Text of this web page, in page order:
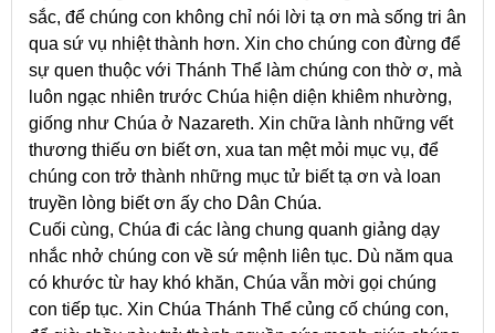
sắc, để chúng con không chỉ nói lời tạ ơn mà sống tri ân
qua sứ vụ nhiệt thành hơn. Xin cho chúng con đừng để
sự quen thuộc với Thánh Thể làm chúng con thờ ơ, mà
luôn ngạc nhiên trước Chúa hiện diện khiêm nhường,
giống như Chúa ở Nazareth. Xin chữa lành những vết
thương thiếu ơn biết ơn, xua tan mệt mỏi mục vụ, để
chúng con trở thành những mục tử biết tạ ơn và loan
truyền lòng biết ơn ấy cho Dân Chúa.
Cuối cùng, Chúa đi các làng chung quanh giảng dạy
nhắc nhở chúng con về sứ mệnh liên tục. Dù năm qua
có khước từ hay khó khăn, Chúa vẫn mời gọi chúng
con tiếp tục. Xin Chúa Thánh Thể củng cố chúng con,